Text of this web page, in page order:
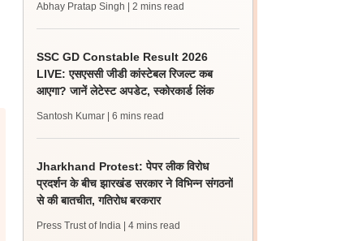
Abhay Pratap Singh | 2 mins read
SSC GD Constable Result 2026
LIVE: एसएससी जीडी कांस्टेबल रिजल्ट कब
आएगा? जानें लेटेस्ट अपडेट, स्कोरकार्ड लिंक
Santosh Kumar | 6 mins read
Jharkhand Protest: पेपर लीक विरोध
प्रदर्शन के बीच झारखंड सरकार ने विभिन्न संगठनों
से की बातचीत, गतिरोध बरकरार
Press Trust of India | 4 mins read